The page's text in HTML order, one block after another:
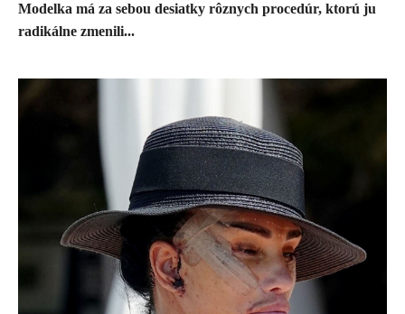
​Modelka má za sebou desiatky rôznych procedúr, ktorú ju
radikálne zmenili...